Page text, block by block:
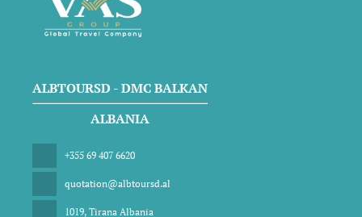
ALBTOURSD - DMC BALKAN
ALBANIA
+355 69 407 6620
quotation@albtoursd.al
1019, Tirana Albania